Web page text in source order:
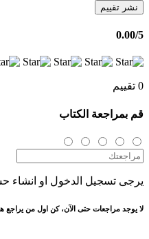
نشر تقييم
0.00/5
0 تقييم
قم بمراجعة الكتاب
يرجى تسجيل الدخول او انشاء
لا يوجد مراجعات حتى الآن، كن اول من يراجع